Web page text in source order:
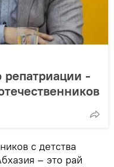
репатриации -
с детства
– это рай